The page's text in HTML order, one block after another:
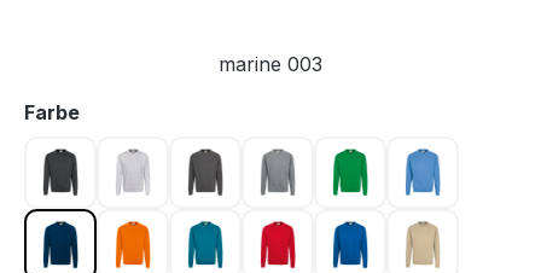
marine 003
Farbeauswählen
anthrazit 028ash meliert 024
graphit 042grau meliert 015
kellygrün 029malibublau
marine 003orange 027petrol 046rot 002 royalblau 010
sand 007